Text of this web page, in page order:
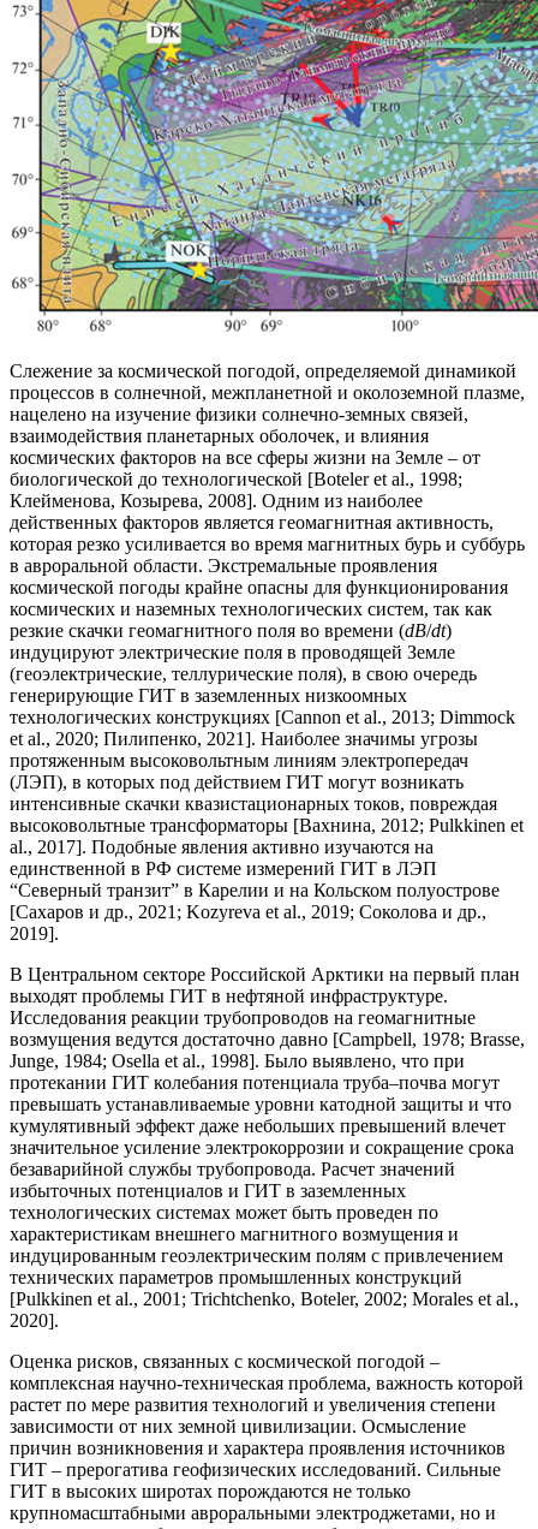
Слежение за космической погодой, определяемой динамикой
процессов в солнечной, межпланетной и околоземной плазме,
нацелено на изучение физики солнечно-земных связей,
взаимодействия планетарных оболочек, и влияния
космических факторов на все сферы жизни на Земле – от
биологической до технологической [Boteler et al., 1998;
Клейменова, Козырева, 2008]. Одним из наиболее
действенных факторов является геомагнитная активность,
которая резко усиливается во время магнитных бурь и суббурь
в авроральной области. Экстремальные проявления
космической погоды крайне опасны для функционирования
космических и наземных технологических систем, так как
резкие скачки геомагнитного поля во времени (dB/dt)
индуцируют электрические поля в проводящей Земле
(геоэлектрические, теллурические поля), в свою очередь
генерирующие ГИТ в заземленных низкоомных
технологических конструкциях [Cannon et al., 2013; Dimmock
et al., 2020; Пилипенко, 2021]. Наиболее значимы угрозы
протяженным высоковольтным линиям электропередач
(ЛЭП), в которых под действием ГИТ могут возникать
интенсивные скачки квазистационарных токов, повреждая
высоковольтные трансформаторы [Вахнина, 2012; Pulkkinen et
al., 2017]. Подобные явления активно изучаются на
единственной в РФ системе измерений ГИТ в ЛЭП
“Северный транзит” в Карелии и на Кольском полуострове
[Сахаров и др., 2021; Kozyreva et al., 2019; Соколова и др.,
2019].
В Центральном секторе Российской Арктики на первый план
выходят проблемы ГИТ в нефтяной инфраструктуре.
Исследования реакции трубопроводов на геомагнитные
возмущения ведутся достаточно давно [Campbell, 1978; Brasse,
Junge, 1984; Osella et al., 1998]. Было выявлено, что при
протекании ГИТ колебания потенциала труба–почва могут
превышать устанавливаемые уровни катодной защиты и что
кумулятивный эффект даже небольших превышений влечет
значительное усиление электрокоррозии и сокращение срока
безаварийной службы трубопровода. Расчет значений
избыточных потенциалов и ГИТ в заземленных
технологических системах может быть проведен по
характеристикам внешнего магнитного возмущения и
индуцированным геоэлектрическим полям с привлечением
технических параметров промышленных конструкций
[Pulkkinen et al., 2001; Trichtchenko, Boteler, 2002; Morales et al.,
2020].
Оценка рисков, связанных с космической погодой –
комплексная научно-техническая проблема, важность которой
растет по мере развития технологий и увеличения степени
зависимости от них земной цивилизации. Осмысление
причин возникновения и характера проявления источников
ГИТ – прерогатива геофизических исследований. Сильные
ГИТ в высоких широтах порождаются не только
крупномасштабными авроральными электроджетами, но и